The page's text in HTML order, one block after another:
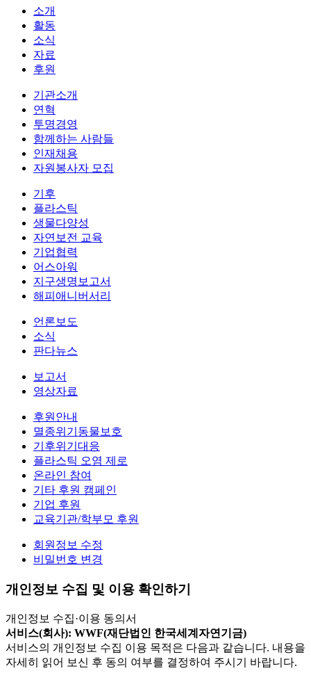
소개
활동
소식
자료
후원
기관소개
연혁
투명경영
함께하는 사람들
인재채용
자원봉사자 모집
기후
플라스틱
생물다양성
자연보전 교육
기업협력
어스아워
지구생명보고서
해피애니버서리
언론보도
소식
판다뉴스
보고서
영상자료
후원안내
멸종위기동물보호
기후위기대응
플라스틱 오염 제로
온라인 참여
기타 후원 캠페인
기업 후원
교육기관/학부모 후원
회원정보 수정
비밀번호 변경
개인정보 수집 및 이용 확인하기
개인정보 수집·이용 동의서
서비스(회사): WWF(재단법인 한국세계자연기금)
서비스의 개인정보 수집 이용 목적은 다음과 같습니다. 내용을
자세히 읽어 보신 후 동의 여부를 결정하여 주시기 바랍니다.